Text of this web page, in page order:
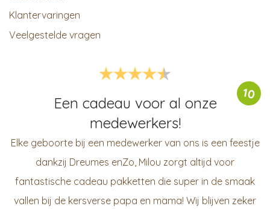
Klantervaringen
Veelgestelde vragen
10
Een cadeau voor al onze
medewerkers!
Elke geboorte bij een medewerker van ons is een feestje
dankzij Dreumes enZo, Milou zorgt altijd voor
fantastische cadeau pakketten die super in de smaak
vallen bij de kersverse papa en mama! Wij blijven zeker